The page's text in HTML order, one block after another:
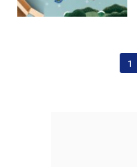
1